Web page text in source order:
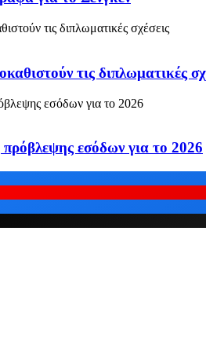
τις διπλωματικές
εσόδων για το 2026